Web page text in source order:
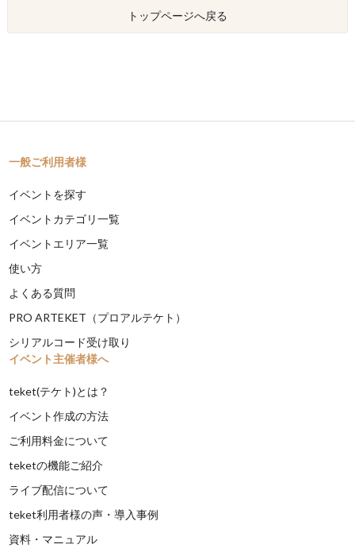
トップページへ戻る
一般ご利用者様
イベントを探す
イベントカテゴリ一覧
イベントエリア一覧
使い方
よくある質問
PRO ARTEKET（プロアルテケト）
シリアルコード受け取り
イベント主催者様へ
teket(テケト)とは？
イベント作成の方法
ご利用料金について
teketの機能ご紹介
ライブ配信について
teket利用者様の声・導入事例
資料・マニュアル